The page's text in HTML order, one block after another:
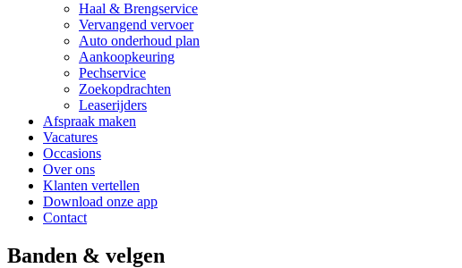
Haal & Brengservice
Vervangend vervoer
Auto onderhoud plan
Aankoopkeuring
Pechservice
Zoekopdrachten
Leaserijders
Afspraak maken
Vacatures
Occasions
Over ons
Klanten vertellen
Download onze app
Contact
Banden & velgen